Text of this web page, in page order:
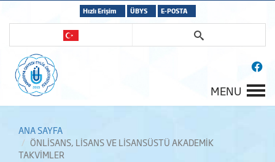
Hızlı Erişim ÜBYS E-POSTA
MENU
ANA SAYFA
ÖNLİSANS, LİSANS VE LİSANSÜSTÜ AKADEMİK
TAKVİMLER